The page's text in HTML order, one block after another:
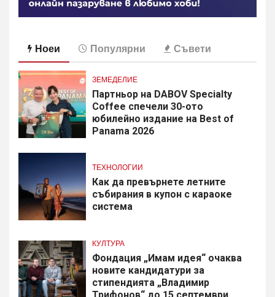
Ноеи Популярни Съвети
ЗЕМЕДЕЛИЕ
Партньор на DABOV Specialty
Coffee спечели 30-ото
юбилейно издание на Best of
Panama 2026
ТЕХНОЛОГИИ
Как да превърнете летните
събирания в купон с караоке
система
КУЛТУРА
Фондация „Имам идея“ очаква
новите кандидатури за
стипендията „Владимир
Трифонов“ до 15 септември